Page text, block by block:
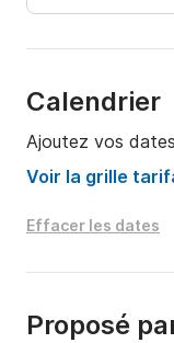
Calendrier
Ajoutez vos
Voir la grille
Effacer les dates
Proposé